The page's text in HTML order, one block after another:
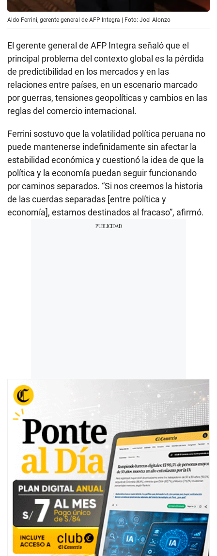
Aldo Ferrini, gerente general de AFP Integra | Foto: Joel Alonzo
El gerente general de AFP Integra señaló que el
principal problema del contexto global es la pérdida
de predictibilidad en los mercados y en las
relaciones entre países, en un escenario marcado
por guerras, tensiones geopolíticas y cambios en las
reglas del comercio internacional.
Ferrini sostuvo que la volatilidad política peruana no
puede mantenerse indefinidamente sin afectar la
estabilidad económica y cuestionó la idea de que la
política y la economía puedan seguir funcionando
por caminos separados. “Si nos creemos la historia
de las cuerdas separadas [entre política y
economía], estamos destinados al fracaso”, afirmó.